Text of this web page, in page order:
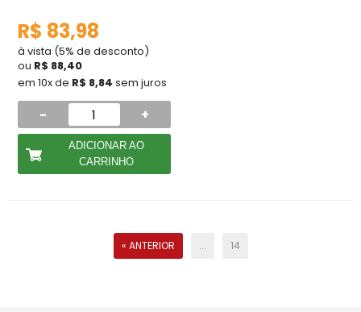
R$ 83,98
à vista (5% de desconto)
ou R$ 88,40
em 10x de R$ 8,84 sem juros
- +
ADICIONAR AO
CARRINHO
« ANTERIOR ... 14